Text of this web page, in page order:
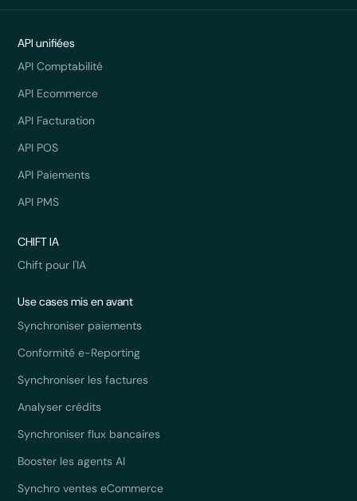
API unifiées
API Comptabilité
API Ecommerce
API Facturation
API POS
API Paiements
API PMS
CHIFT IA
Chift pour l'IA
Use cases mis en avant
Synchroniser paiements
Conformité e-Reporting
Synchroniser les factures
Analyser crédits
Synchroniser flux bancaires
Booster les agents AI
Synchro ventes eCommerce